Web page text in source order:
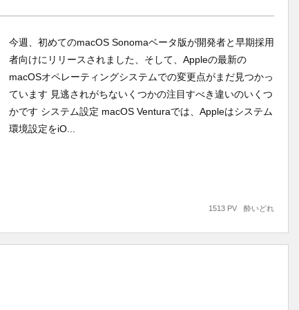
今週、初めてのmacOS Sonomaベータ版が開発者と早期採用
者向けにリリースされました、そして、Appleの最新の
macOSオペレーティングシステムでの変更点がまだ見つかっ
ています 見逃されがちないくつかの注目すべき違いのいくつ
かです システム設定 macOS Venturaでは、Appleはシステム
環境設定をiO...
酔いどれ
1513 PV